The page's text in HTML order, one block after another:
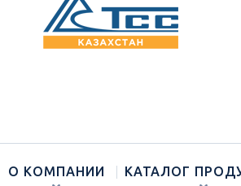
О КОМПАНИИ КАТАЛОГ